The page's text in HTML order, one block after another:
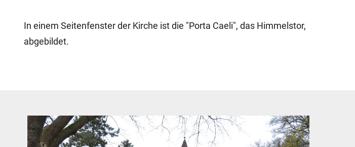
In einem Seitenfenster der Kirche ist die "Porta Caeli", das Himmelstor,
abgebildet.